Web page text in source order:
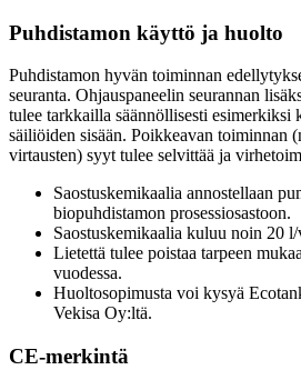
Puhdistamon käyttö ja huolto
Puhdistamon hyvän toiminnan
seuranta. Ohjauspaneelin seurannan
tulee tarkkailla säännöllisesti esimerkiksi
säiliöiden sisään. Poikkeavan toiminnan
virtausten) syyt tulee selvittää ja
Saostuskemikaalia annostellaan
biopuhdistamon prosessiosastoon.
Saostuskemikaalia kuluu noin 20 l/
Lietettä tulee poistaa tarpeen
vuodessa.
Huoltosopimusta voi kysyä
Vekisa Oy:ltä.
CE-merkintä